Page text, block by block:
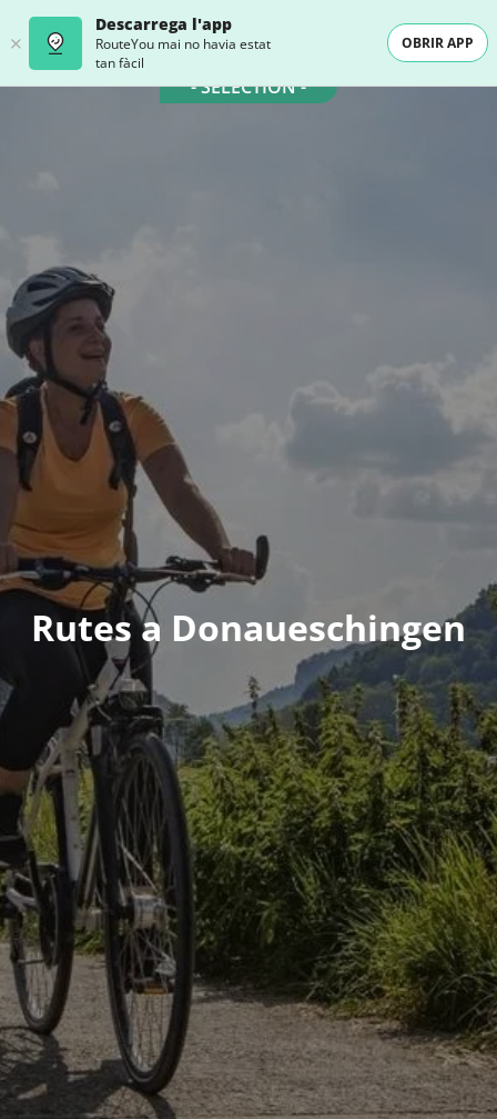
Descarrega l'app
RouteYou mai no havia estat
tan fàcil
OBRIR APP
- SELECTION -
Rutes a Donaueschingen